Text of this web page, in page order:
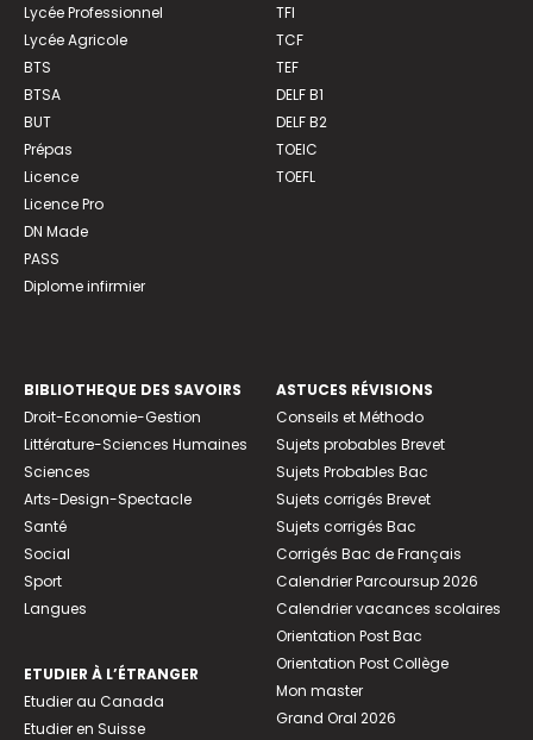
Lycée Professionnel
Lycée Agricole
BTS
BTSA
BUT
Prépas
Licence
Licence Pro
DN Made
PASS
Diplome infirmier
TFI
TCF
TEF
DELF B1
DELF B2
TOEIC
TOEFL
BIBLIOTHEQUE DES SAVOIRS
Droit-Economie-Gestion
Littérature-Sciences Humaines
Sciences
Arts-Design-Spectacle
Santé
Social
Sport
Langues
ETUDIER À L’ÉTRANGER
Etudier au Canada
Etudier en Suisse
ASTUCES RÉVISIONS
Conseils et Méthodo
Sujets probables Brevet
Sujets Probables Bac
Sujets corrigés Brevet
Sujets corrigés Bac
Corrigés Bac de Français
Calendrier Parcoursup 2026
Calendrier vacances scolaires
Orientation Post Bac
Orientation Post Collège
Mon master
Grand Oral 2026